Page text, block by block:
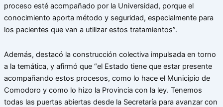
proceso esté acompañado por la Universidad, porque el
conocimiento aporta método y seguridad, especialmente para
los pacientes que van a utilizar estos tratamientos”.
Además, destacó la construcción colectiva impulsada en torno
a la temática, y afirmó que “el Estado tiene que estar presente
acompañando estos procesos, como lo hace el Municipio de
Comodoro y como lo hizo la Provincia con la ley. Tenemos
todas las puertas abiertas desde la Secretaría para avanzar con